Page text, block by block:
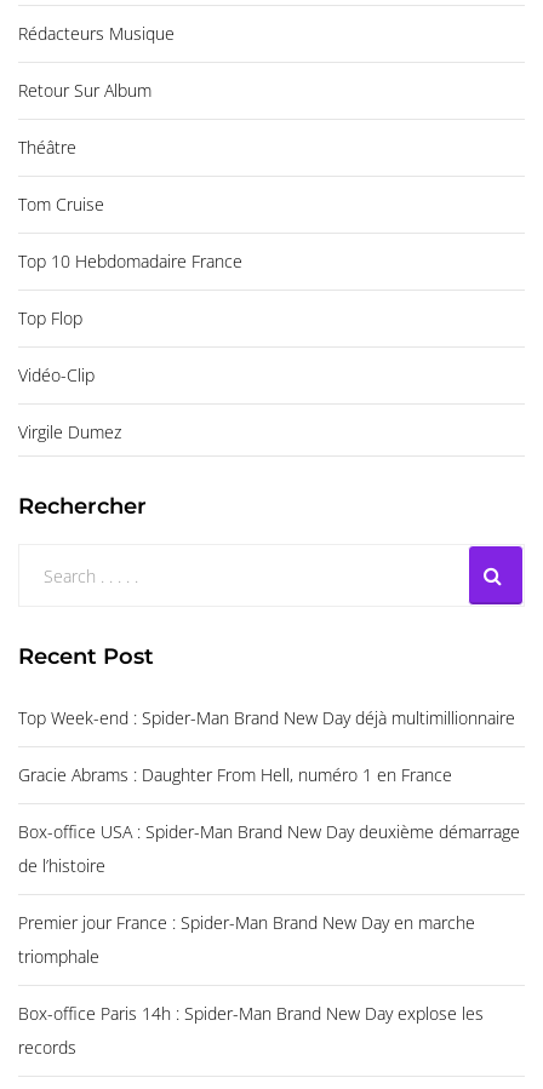
Rédacteurs Musique
Retour Sur Album
Théâtre
Tom Cruise
Top 10 Hebdomadaire France
Top Flop
Vidéo-Clip
Virgile Dumez
Rechercher
Recent Post
Top Week-end : Spider-Man Brand New Day déjà multimillionnaire
Gracie Abrams : Daughter From Hell, numéro 1 en France
Box-office USA : Spider-Man Brand New Day deuxième démarrage
de l’histoire
Premier jour France : Spider-Man Brand New Day en marche
triomphale
Box-office Paris 14h : Spider-Man Brand New Day explose les
records